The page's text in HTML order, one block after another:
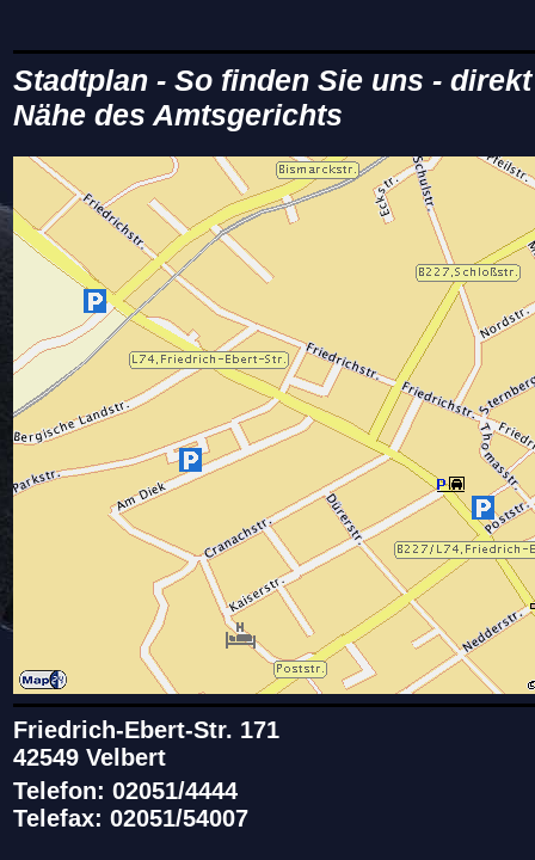
Stadtplan - So finden Sie uns -
Nähe des Amtsgerichts
Friedrich-Ebert-Str. 171
42549 Velbert
Telefon: 02051/4444
Telefax: 02051/54007